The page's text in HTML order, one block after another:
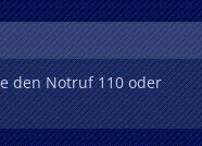
den Notruf 110 oder